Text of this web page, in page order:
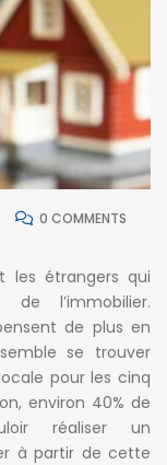
0 COMMENTS
les étrangers qui
l’immobilier.
de plus en
se trouver
pour les cinq
environ 40% de
réaliser un
à partir de cette